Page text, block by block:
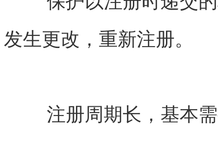
发生更改，重新注册。
注册周期长，基本